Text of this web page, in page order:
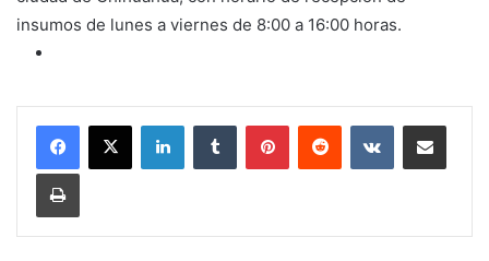
insumos de lunes a viernes de 8:00 a 16:00 horas.
LinkedInTumblr PinterestReddit VKontakteShare via Email
Print